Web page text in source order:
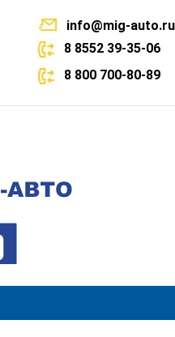
info@mig-auto.ru
8 8552 39-35-06
8 800 700-80-89